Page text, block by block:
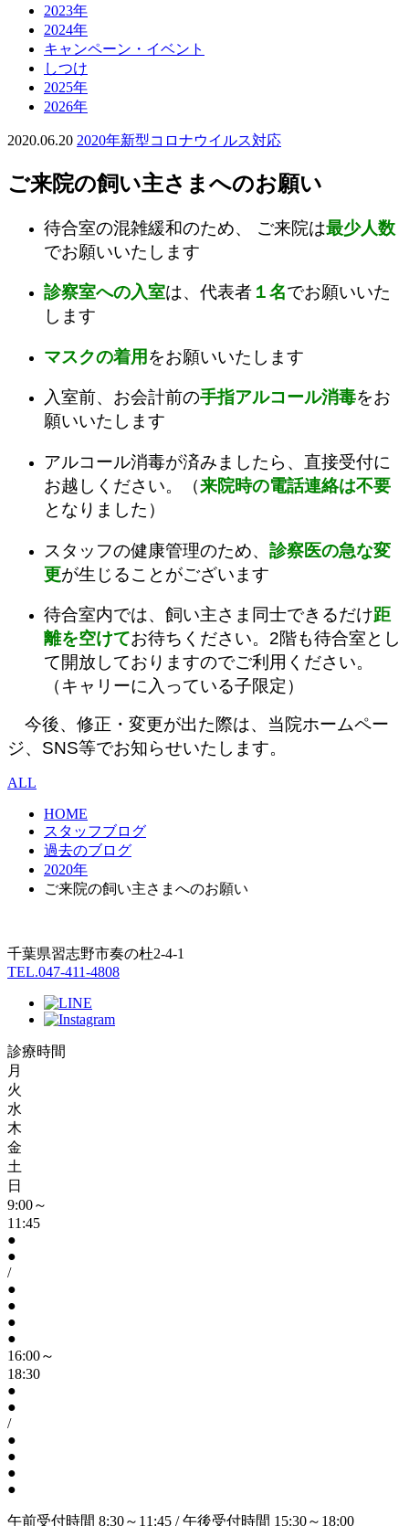
2023年
2024年
キャンペーン・イベント
しつけ
2025年
2026年
2020.06.20 2020年新型コロナウイルス対応
ご来院の飼い主さまへのお願い
待合室の混雑緩和のため、 ご来院は最少人数
でお願いいたします
診察室への入室は、代表者 １名でお願いいた
します
マスクの着用 をお願いいたします
入室前、お会計前の手指アルコール消毒をお
願いいたします
アルコール消毒が済みましたら、直接受付に
お越しください。（来院時の電話連絡は不要
となりました）
スタッフの健康管理のため、 診察医の急な変
更が生じることがございます
待合室内では、飼い主さま同士できるだけ距
離を空けてお待ちください。2階も待合室とし
て開放しておりますのでご利用ください。
（キャリーに入っている子限定）
今後、修正・変更が出た際は、当院ホームペー
ジ、SNS等でお知らせいたします。
ALL
HOME
スタッフブログ
過去のブログ
2020年
ご来院の飼い主さまへのお願い
千葉県習志野市奏の杜2-4-1
TEL.047-411-4808
診療時間
月
火
水
木
金
土
日
9:00～
11:45
●
●
/
●
●
●
●
16:00～
18:30
●
●
/
●
●
●
●
午前受付時間 8:30～11:45 / 午後受付時間 15:30～18:00